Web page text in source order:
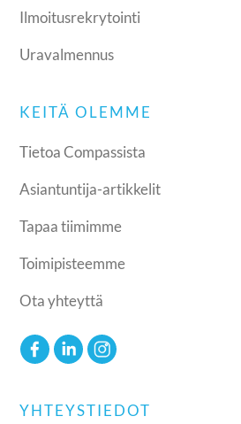
Ilmoitusrekrytointi
Uravalmennus
KEITÄ OLEMME
Tietoa Compassista
Asiantuntija-artikkelit
Tapaa tiimimme
Toimipisteemme
Ota yhteyttä
YHTEYSTIEDOT